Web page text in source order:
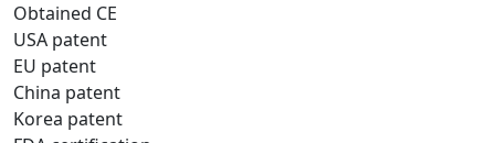
Obtained CE
USA patent
EU patent
China patent
Korea patent